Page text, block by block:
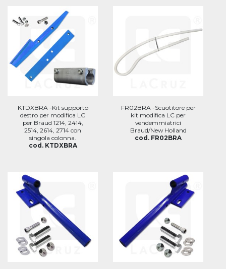
KTDXBRA -Kit supporto
destro per modifica LC
per Braud 1214, 2414,
2514, 2614, 2714 con
singola colonna.
cod. KTDXBRA
FR02BRA -Scuotitore per
kit modifica LC per
vendemmiatrici
Braud/New Holland
cod. FR02BRA